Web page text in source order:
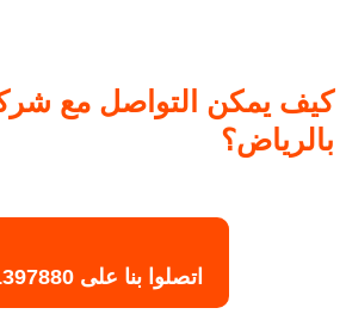
كيف يمكن التواصل مع
بالرياض؟
اتصلوا بنا على